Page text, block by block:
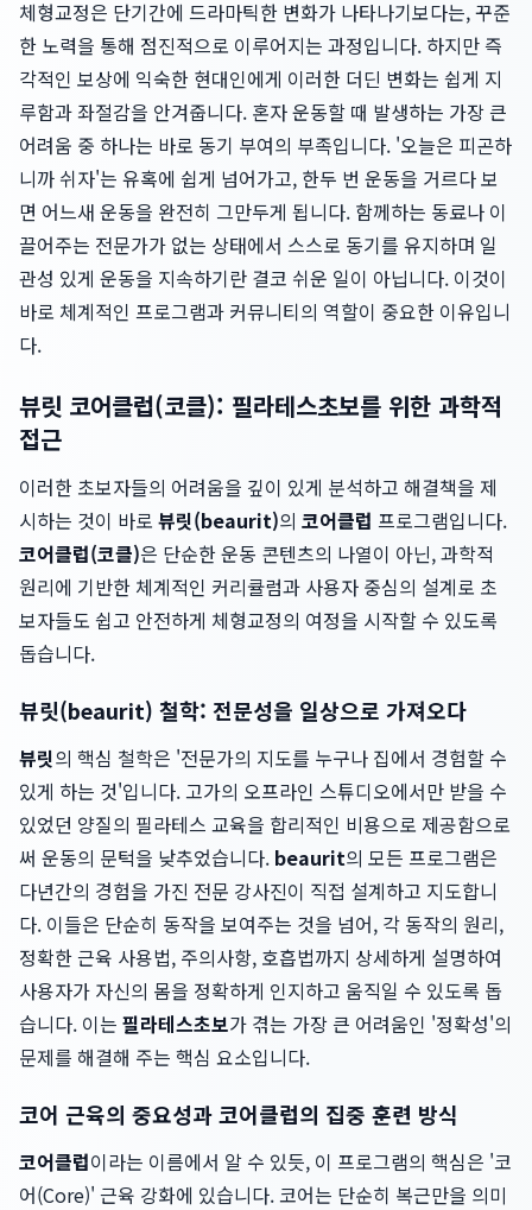
체형교정은 단기간에 드라마틱한 변화가 나타나기보다는, 꾸준
한 노력을 통해 점진적으로 이루어지는 과정입니다. 하지만 즉
각적인 보상에 익숙한 현대인에게 이러한 더딘 변화는 쉽게 지
루함과 좌절감을 안겨줍니다. 혼자 운동할 때 발생하는 가장 큰
어려움 중 하나는 바로 동기 부여의 부족입니다. '오늘은 피곤하
니까 쉬자'는 유혹에 쉽게 넘어가고, 한두 번 운동을 거르다 보
면 어느새 운동을 완전히 그만두게 됩니다. 함께하는 동료나 이
끌어주는 전문가가 없는 상태에서 스스로 동기를 유지하며 일
관성 있게 운동을 지속하기란 결코 쉬운 일이 아닙니다. 이것이
바로 체계적인 프로그램과 커뮤니티의 역할이 중요한 이유입니
다.
뷰릿 코어클럽(코클): 필라테스초보를 위한 과학적
접근
이러한 초보자들의 어려움을 깊이 있게 분석하고 해결책을 제
시하는 것이 바로 뷰릿(beaurit)의 코어클럽 프로그램입니다.
코어클럽(코클)은 단순한 운동 콘텐츠의 나열이 아닌, 과학적
원리에 기반한 체계적인 커리큘럼과 사용자 중심의 설계로 초
보자들도 쉽고 안전하게 체형교정의 여정을 시작할 수 있도록
돕습니다.
뷰릿(beaurit) 철학: 전문성을 일상으로 가져오다
뷰릿의 핵심 철학은 '전문가의 지도를 누구나 집에서 경험할 수
있게 하는 것'입니다. 고가의 오프라인 스튜디오에서만 받을 수
있었던 양질의 필라테스 교육을 합리적인 비용으로 제공함으로
써 운동의 문턱을 낮추었습니다. beaurit의 모든 프로그램은
다년간의 경험을 가진 전문 강사진이 직접 설계하고 지도합니
다. 이들은 단순히 동작을 보여주는 것을 넘어, 각 동작의 원리,
정확한 근육 사용법, 주의사항, 호흡법까지 상세하게 설명하여
사용자가 자신의 몸을 정확하게 인지하고 움직일 수 있도록 돕
습니다. 이는 필라테스초보가 겪는 가장 큰 어려움인 '정확성'의
문제를 해결해 주는 핵심 요소입니다.
코어 근육의 중요성과 코어클럽의 집중 훈련 방식
코어클럽이라는 이름에서 알 수 있듯, 이 프로그램의 핵심은 '코
어(Core)' 근육 강화에 있습니다. 코어는 단순히 복근만을 의미